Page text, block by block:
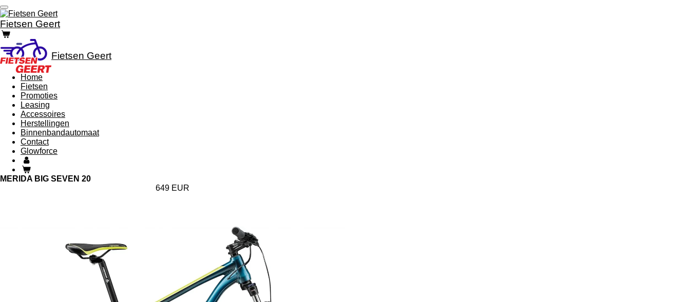
Ga
direct
naar
de
hoofdinhoud
Fietsen Geert
Fietsen Geert
Home
Fietsen
Promoties
Leasing
Accessoires
Herstellingen
Binnenbandautomaat
Contact
Glowforce
MERIDA BIG SEVEN 20
649 EUR